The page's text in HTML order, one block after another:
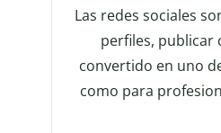
Las redes sociales
perfiles, publicar
convertido en uno
como para